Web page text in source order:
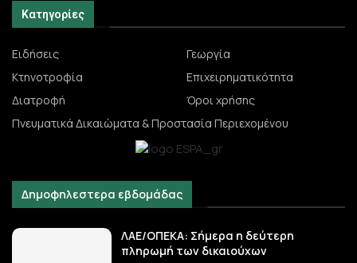
Κατηγορίες
Ειδήσεις
Γεωργία
Κτηνοτροφία
Επιχειρηματικότητα
Διατροφή
Όροι χρήσης
Πνευματικά Δικαιώματα & Προστασία Περιεχομένου
Δημοφηλεστερα εβδομάδας
ΛΑΕ/ΟΠΕΚΑ: Σήμερα η δεύτερη
πληρωμή των δικαιούχων